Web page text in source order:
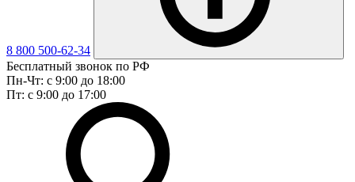
8 800 500-62-34
Бесплатный звонок по РФ
Пн-Чт: с 9:00 до 18:00
Пт: с 9:00 до 17:00